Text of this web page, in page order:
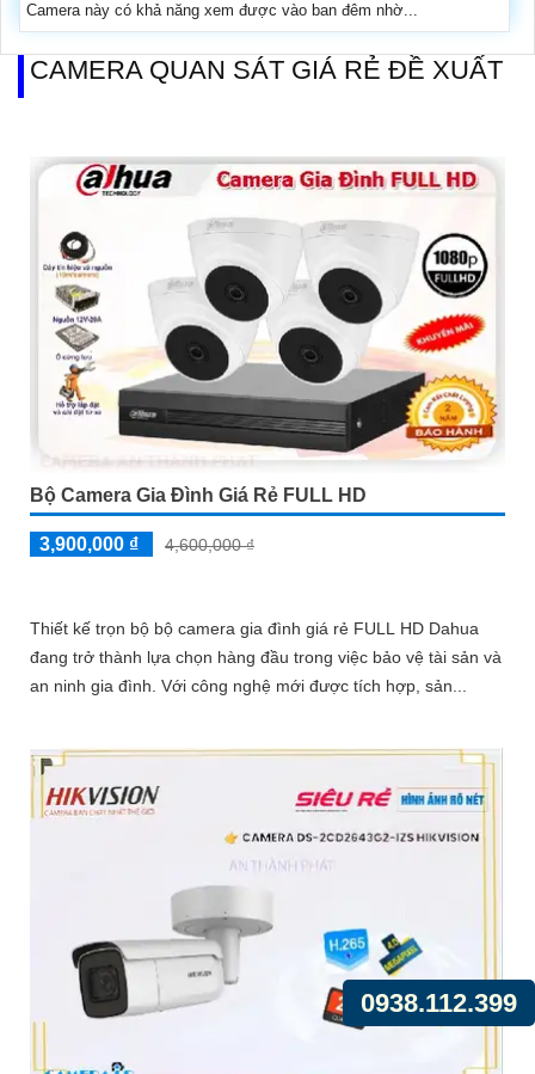
Camera này có khả năng xem được vào ban đêm nhờ...
CAMERA QUAN SÁT GIÁ RẺ ĐỀ XUẤT
Bộ Camera Gia Đình Giá Rẻ FULL HD
3,900,000 ₫ 4,600,000 ₫
Thiết kế trọn bộ bộ camera gia đình giá rẻ FULL HD Dahua
đang trở thành lựa chọn hàng đầu trong việc bảo vệ tài sản và
an ninh gia đình. Với công nghệ mới được tích hợp, sản...
0938.112.399